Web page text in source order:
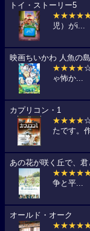
トイ・ストーリー5
児）がi...
映画ちいかわ 人魚の
★★★★
ゃ怖か...
カプリコン・1
★★★★
たです。
あの花が咲く丘で、君
争と平...
オールド・オーク